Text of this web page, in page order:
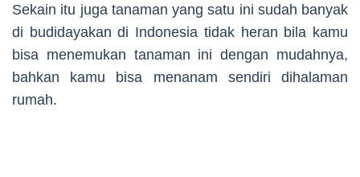
Sekain itu juga tanaman yang satu ini sudah banyak
di budidayakan di Indonesia tidak heran bila kamu
bisa menemukan tanaman ini dengan mudahnya,
bahkan kamu bisa menanam sendiri dihalaman
rumah.